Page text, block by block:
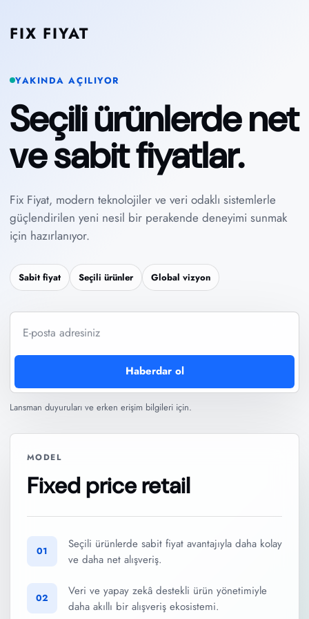
FIX FIYAT
YAKINDA AÇILIYOR
Seçili ürünlerde net
ve sabit fiyatlar.
Fix Fiyat, modern teknolojiler ve veri odaklı sistemlerle
güçlendirilen yeni nesil bir perakende deneyimi sunmak
için hazırlanıyor.
Sabit fiyat Seçili ürünler Global vizyon
E-posta adresi
Haberdar ol
Lansman duyuruları ve erken erişim bilgileri için.
MODEL
Fixed price retail
01
Seçili ürünlerde sabit fiyat avantajıyla daha kolay
ve daha net alışveriş.
02
Veri ve yapay zekâ destekli ürün yönetimiyle
daha akıllı bir alışveriş ekosistemi.
Opening soon
Be the first to know when we launch.
E-posta